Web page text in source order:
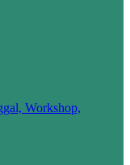
Workshop,